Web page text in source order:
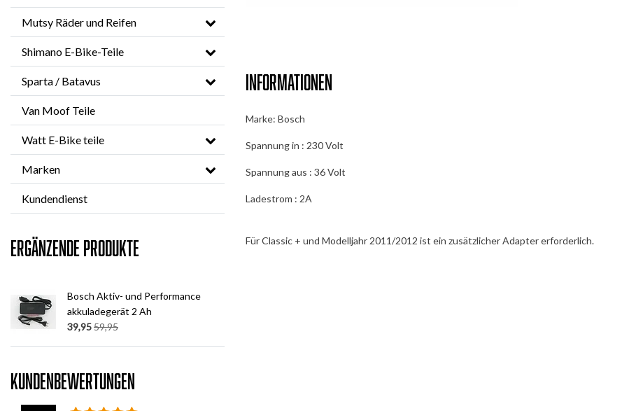
Mutsy Räder und Reifen
Shimano E-Bike-Teile
Sparta / Batavus
Van Moof Teile
Watt E-Bike teile
Marken
Kundendienst
Ergänzende Produkte
Bosch Aktiv- und Performance
akkuladegerät 2 Ah
39,9559,95
Kundenbewertungen
Informationen
Marke: Bosch
Spannung in : 230 Volt
Spannung aus : 36 Volt
Ladestrom : 2A
Für Classic + und Modelljahr 2011/2012 ist ein zusätzlicher Adapter erforderlich.